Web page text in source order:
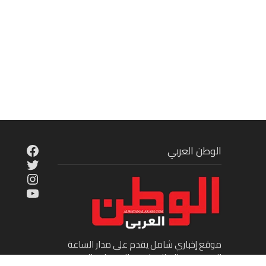
Twitter
YouTube
الوطن العربي
موقع إخباري شامل يقدم على مدار الساعة
الجديد في عالم السياسة والاقتصاد والفن